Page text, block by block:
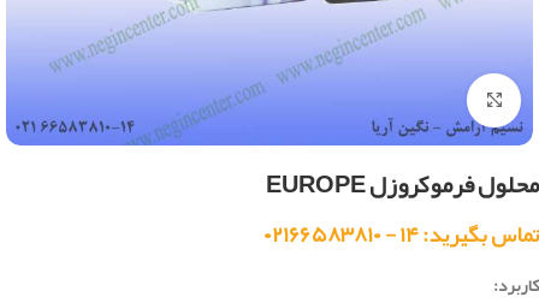
بزرگنمایی تصویر
محلول فرموکروزل EUROPE
تماس بگیرید: ۱۴ - ۰۲۱۶۶۵۸۳۸۱۰
كاربرد: